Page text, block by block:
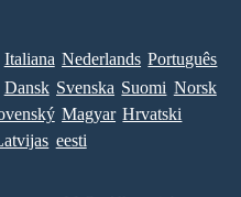
Italiana Nederlands Português
Dansk Svenska Suomi Norsk
Magyar Hrvatski
eesti